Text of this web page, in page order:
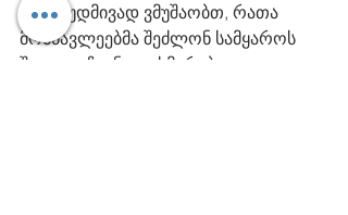
ჩვენ მუდმივად ვმუშაობთ, რათა
მოსწავლეებმა შეძლონ სამყაროს
შეცვლა ჩვენი დახმარებით